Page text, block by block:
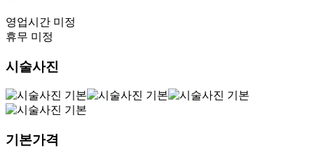
영업시간 미정
휴무 미정
시술사진
기본가격